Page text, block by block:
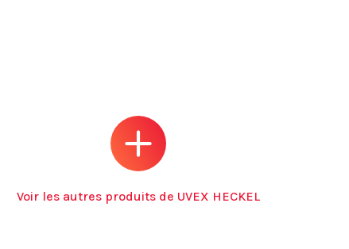
Voir les autres produits de UVEX HECKEL